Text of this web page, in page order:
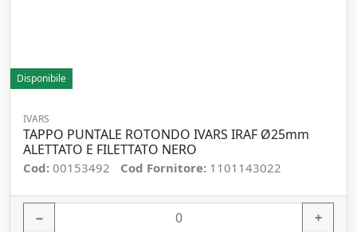
Disponibile
IVARS
TAPPO PUNTALE ROTONDO IVARS IRAF Ø25mm
ALETTATO E FILETTATO NERO
Cod: 00153492 Cod Fornitore: 1101143022
− +